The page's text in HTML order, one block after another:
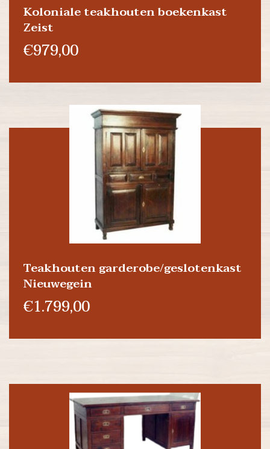
Koloniale teakhouten boekenkast
Zeist
€979,00
Teakhouten garderobe/geslotenkast
Nieuwegein
€1.799,00